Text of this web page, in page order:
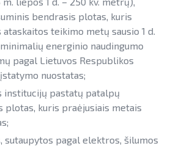
bendrasis plotas, kuris
ataskaitos teikimo metų sausio 1 d.
energinio naudingumo
pagal Lietuvos Respublikos
nuostatas;
institucijų pastatų patalpų
plotas, kuris praėjusiais metais
sutaupytos pagal elektros, šilumos